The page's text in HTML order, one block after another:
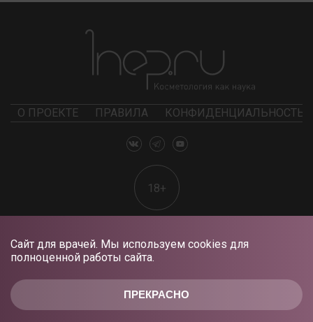
ПРЕКРАСНО
Сайт для врачей. Мы используем cookies для
полноценной работы сайта.
О ПРОЕКТЕ ПРАВИЛА КОНФИДЕНЦИАЛЬНОСТЬ
18+